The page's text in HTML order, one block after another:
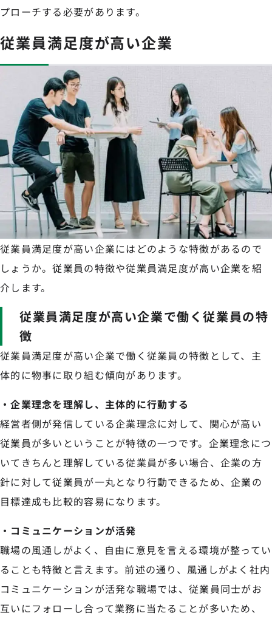
プローチする必要があります。
従業員満足度が高い企業
従業員満足度が高い企業にはどのような特徴があるので
しょうか。従業員の特徴や従業員満足度が高い企業を紹
介します。
従業員満足度が高い企業で働く従業員の特
徴
従業員満足度が高い企業で働く従業員の特徴として、主
体的に物事に取り組む傾向があります。
・企業理念を理解し、主体的に行動する
経営者側が発信している企業理念に対して、関心が高い
従業員が多いということが特徴の一つです。企業理念につ
いてきちんと理解している従業員が多い場合、企業の方
針に対して従業員が一丸となり行動できるため、企業の
目標達成も比較的容易になります。
・コミュニケーションが活発
職場の風通しがよく、自由に意見を言える環境が整ってい
ることも特徴と言えます。前述の通り、風通しがよく社内
コミュニケーションが活発な職場では、従業員同士がお
互いにフォローし合って業務に当たることが多いため、